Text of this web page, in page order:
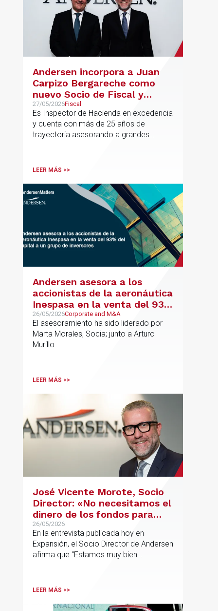
Andersen incorpora a Juan
Carpizo Bergareche como
nuevo Socio de Fiscal y
responsable de la práctica
ibérica de Fiscalidad Local
27/05/2026Fiscal
Es Inspector de Hacienda en excedencia
y cuenta con más de 25 años de
trayectoria asesorando a grandes
principalmente en los sectores
medioambiental
LEER MÁS >>
Andersen asesora a los
accionistas de la aeronáutica
Inespasa en la venta del 93%
del capital a un grupo de
inversores
26/05/2026Corporate and M&A
El asesoramiento ha sido liderado por
Marta Morales, Socia; junto a Arturo
Murillo.
LEER MÁS >>
José Vicente Morote, Socio
Director: «No necesitamos el
dinero de los fondos para
desarrollar nuestro
proyecto»
26/05/2026
En la entrevista publicada hoy en
Expansión, el Socio Director de Andersen
afirma que "Estamos muy bien
tenemos y ese es el modelo que vamos
LEER MÁS >>